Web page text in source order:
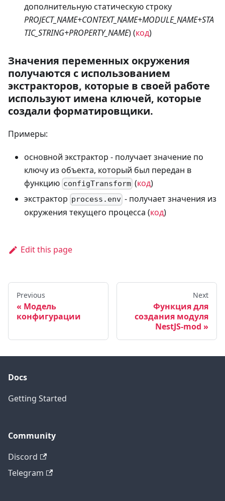
дополнительную статическую строку
PROJECT_NAME+CONTEXT_NAME+MODULE_NAME+STA
TIC_STRING+PROPERTY_NAME) (код)
Значения переменных окружения
получаются с использованием
экстракторов, которые в своей работе
используют имена ключей, которые
создали форматировщики.
Примеры:
основной экстрактор - получает значение по
ключу из объекта, который был передан в
функцию configTransform (код)
экстрактор process.env - получает значения из
окружения текущего процесса (код)
Edit this page
Previous
Модель
конфигурации
Next
Функция для
создания модуля
NestJS-mod
Docs
Getting Started
Community
Discord
Telegram